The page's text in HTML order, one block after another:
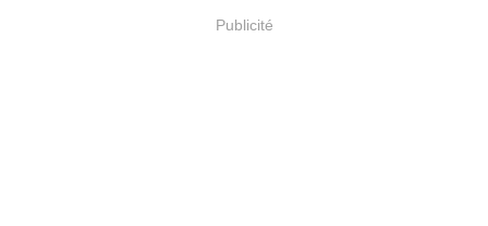
Publicité